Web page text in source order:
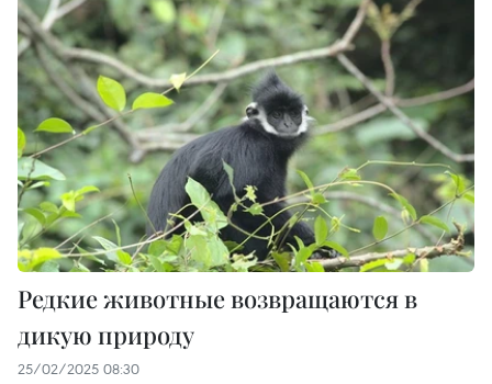
Редкие животные возвращаются в
дикую природу
25/02/2025 08:30